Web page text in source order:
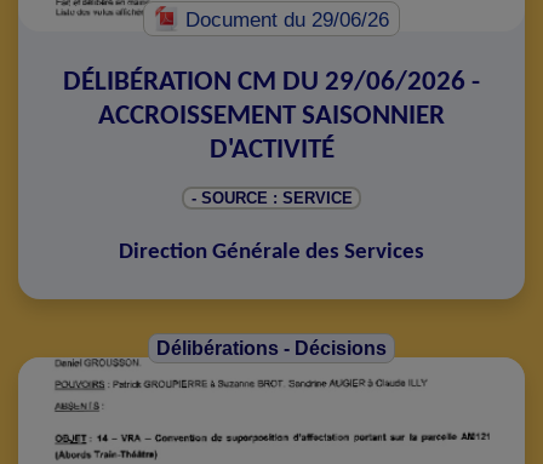
Documentdu 29/06/26
DÉLIBÉRATION CM DU 29/06/2026 -
ACCROISSEMENT SAISONNIER
D'ACTIVITÉ
- SOURCE : SERVICE
Direction Générale des Services
Délibérations - Décisions